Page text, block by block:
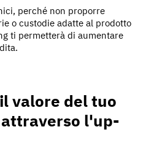
perché non proporre
o custodie adatte al prodotto
ti permetterà di aumentare
valore del tuo
l'up-